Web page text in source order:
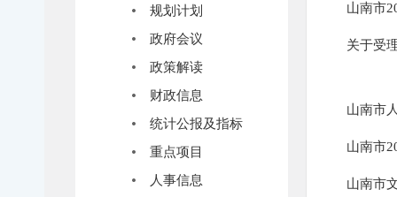
规划计划
政府会议
政策解读
财政信息
统计公报及指标
重点项目
人事信息
山南市
关于受
山南市
山南市
山南市